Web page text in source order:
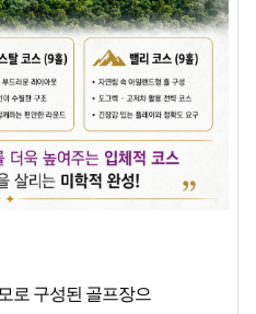
로 구성된 골프장으